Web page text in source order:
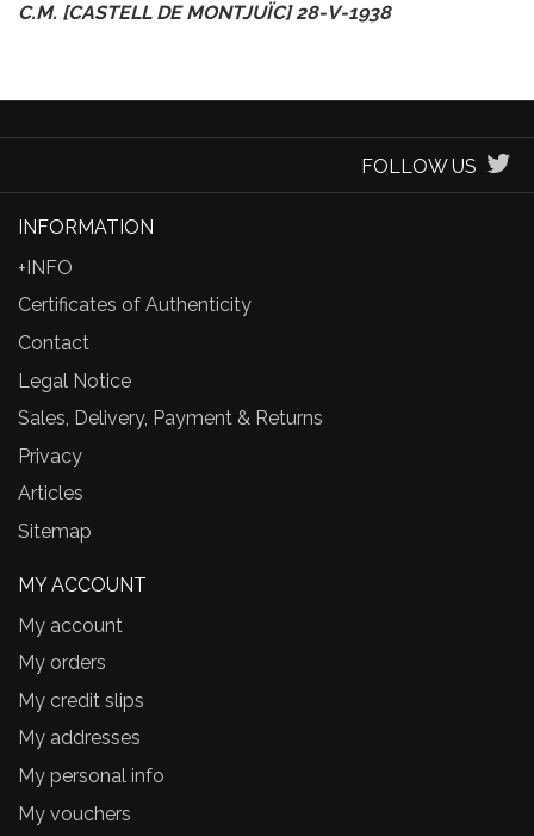
C.M. [CASTELL DE MONTJUÏC] 28-V-1938
FOLLOW US
INFORMATION
+INFO
Certificates of Authenticity
Contact
Legal Notice
Sales, Delivery, Payment & Returns
Privacy
Articles
Sitemap
MY ACCOUNT
My account
My orders
My credit slips
My addresses
My personal info
My vouchers